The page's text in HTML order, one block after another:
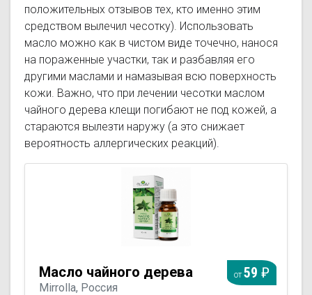
положительных отзывов тех, кто именно этим
средством вылечил чесотку). Использовать
масло можно как в чистом виде точечно, нанося
на пораженные участки, так и разбавляя его
другими маслами и намазывая всю поверхность
кожи. Важно, что при лечении чесотки маслом
чайного дерева клещи погибают не под кожей, а
стараются вылезти наружу (а это снижает
вероятность аллергических реакций).
Масло чайного дерева
Mirrolla, Россия
от59